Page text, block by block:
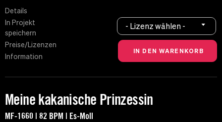
Details
In Projekt
speichern
Preise/Lizenzen
Information
- Lizenz wählen -
Meine kakanische Prinzessin
MF-1660 | 82 BPM | Es-Moll